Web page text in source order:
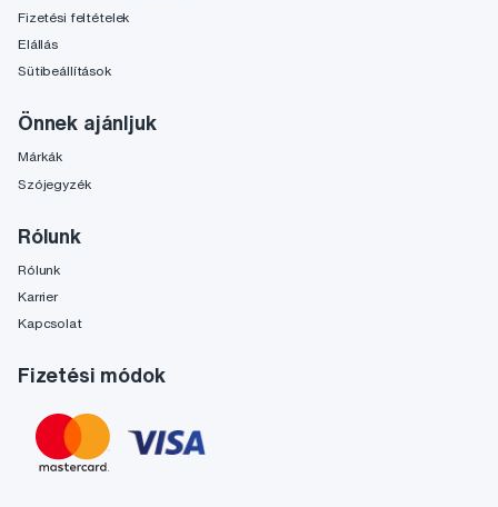
Fizetési feltételek
Elállás
Sütibeállítások
Önnek ajánljuk
Márkák
Szójegyzék
Rólunk
Rólunk
Karrier
Kapcsolat
Fizetési módok